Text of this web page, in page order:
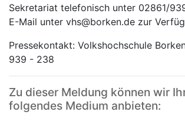
Sekretariat telefonisch unter 02861/
E-Mail unter vhs@borken.de zur
Pressekontakt: Volkshochschule
939 - 238
Zu dieser Meldung können wir
folgendes Medium anbieten: